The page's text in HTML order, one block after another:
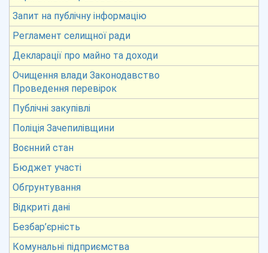
Запит на публічну інформацію
Регламент селищної ради
Декларації про майно та доходи
Очищення влади Законодавство
Проведення перевірок
Публічні закупівлі
Поліція Зачепилівщини
Воєнний стан
Бюджет участі
Обгрунтування
Відкриті дані
Безбар’єрність
Комунальні підприємства